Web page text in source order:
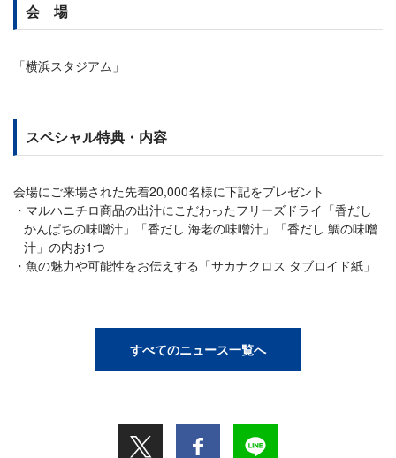
会 場
「横浜スタジアム」
スペシャル特典・内容
会場にご来場された先着20,000名様に下記をプレゼント
マルハニチロ商品の出汁にこだわったフリーズドライ「香だし
かんぱちの味噌汁」「香だし 海老の味噌汁」「香だし 鯛の味噌
汁」の内お1つ
魚の魅力や可能性をお伝えする「サカナクロス タブロイド紙」
すべてのニュース一覧へ